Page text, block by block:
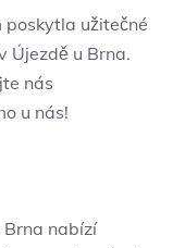
poskytla užitečné
Újezdě u Brna.
nás
u nás!
Brna nabízí